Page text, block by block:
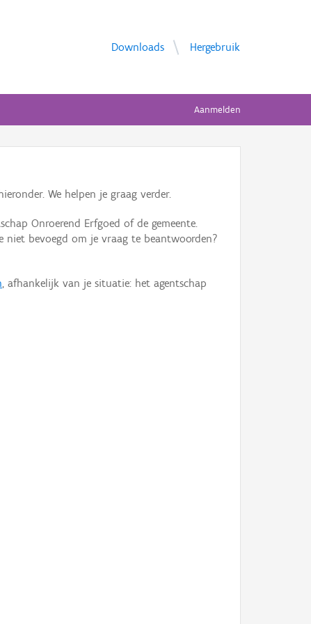
Downloads Hergebruik
Aanmelden
We helpen je graag verder.
Onroerend Erfgoed of de gemeente.
niet bevoegd om je vraag te beantwoorden?
, afhankelijk van je situatie: het agentschap